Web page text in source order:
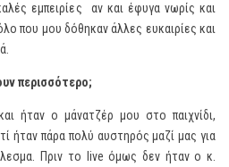
εμπειρίες αν και έφυγα νωρίς και
που μου δόθηκαν άλλες ευκαιρίες και
περισσότερο;
ήταν ο μάνατζέρ μου στο παιχνίδι,
ήταν πάρα πολύ αυστηρός μαζί μας για
Πριν το live όμως δεν ήταν ο κ.